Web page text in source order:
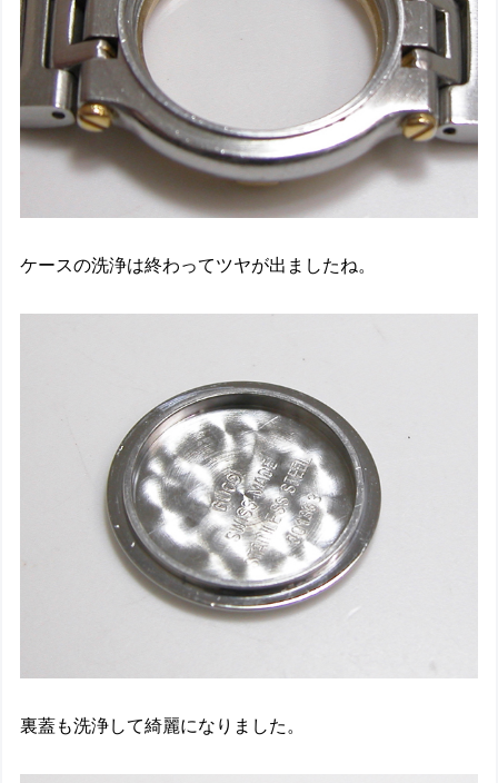
ケースの洗浄は終わってツヤが出ましたね。
裏蓋も洗浄して綺麗になりました。